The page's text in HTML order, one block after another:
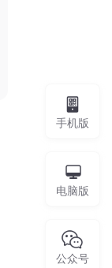
手机版
电脑版
公众号